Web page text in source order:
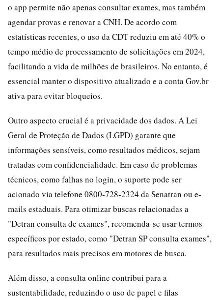
o app permite não apenas consultar exames, mas também
agendar provas e renovar a CNH. De acordo com
estatísticas recentes, o uso da CDT reduziu em até 40% o
tempo médio de processamento de solicitações em 2024,
facilitando a vida de milhões de brasileiros. No entanto, é
essencial manter o dispositivo atualizado e a conta Gov.br
ativa para evitar bloqueios.
Outro aspecto crucial é a privacidade dos dados. A Lei
Geral de Proteção de Dados (LGPD) garante que
informações sensíveis, como resultados médicos, sejam
tratadas com confidencialidade. Em caso de problemas
técnicos, como falhas no login, o suporte pode ser
acionado via telefone 0800-728-2324 da Senatran ou e-
mails estaduais. Para otimizar buscas relacionadas a
"Detran consulta de exames", recomenda-se usar termos
específicos por estado, como "Detran SP consulta exames",
para resultados mais precisos em motores de busca.
Além disso, a consulta online contribui para a
sustentabilidade, reduzindo o uso de papel e filas